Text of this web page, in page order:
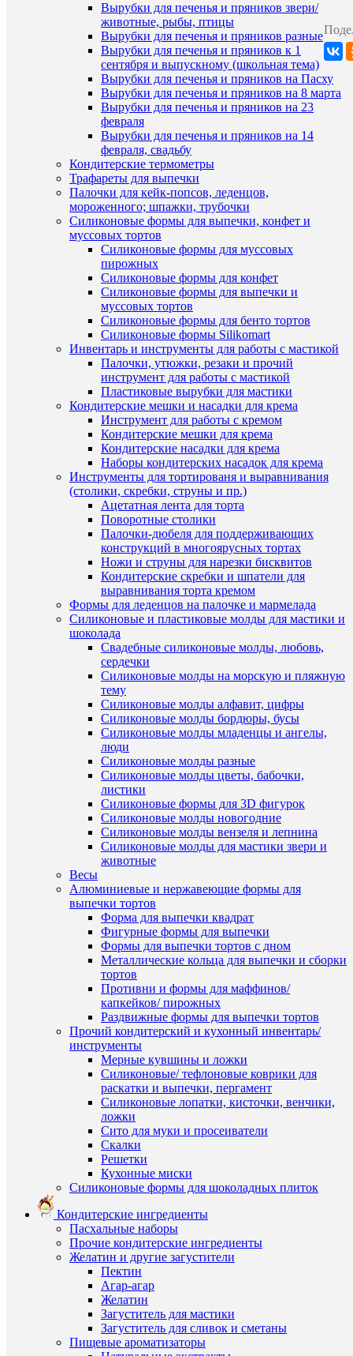
Вырубки для печенья и пряников звери/
животные, рыбы, птицы
Вырубки для печенья и пряников разные
Вырубки для печенья и пряников к 1
сентября и выпускному (школьная тема)
Вырубки для печенья и пряников на Пасху
Вырубки для печенья и пряников на 8 марта
Вырубки для печенья и пряников на 23
февраля
Вырубки для печенья и пряников на 14
февраля, свадьбу
Кондитерские термометры
Трафареты для выпечки
Палочки для кейк-попсов, леденцов,
мороженного; шпажки, трубочки
Силиконовые формы для выпечки, конфет и
муссовых тортов
Силиконовые формы для муссовых
пирожных
Силиконовые формы для конфет
Силиконовые формы для выпечки и
муссовых тортов
Силиконовые формы для бенто тортов
Силиконовые формы Silikomart
Инвентарь и инструменты для работы с мастикой
Палочки, утюжки, резаки и прочий
инструмент для работы с мастикой
Пластиковые вырубки для мастики
Кондитерские мешки и насадки для крема
Инструмент для работы с кремом
Кондитерские мешки для крема
Кондитерские насадки для крема
Наборы кондитерских насадок для крема
Инструменты для тортированя и выравнивания
(столики, скребки, струны и пр.)
Ацетатная лента для торта
Поворотные столики
Палочки-дюбеля для поддерживающих
конструкций в многоярусных тортах
Ножи и струны для нарезки бисквитов
Кондитерские скребки и шпатели для
выравнивания торта кремом
Формы для леденцов на палочке и мармелада
Силиконовые и пластиковые молды для мастики и
шоколада
Свадебные силиконовые молды, любовь,
сердечки
Силиконовые молды на морскую и пляжную
тему
Силиконовые молды алфавит, цифры
Силиконовые молды бордюры, бусы
Силиконовые молды младенцы и ангелы,
люди
Силиконовые молды разные
Силиконовые молды цветы, бабочки,
листики
Силиконовые формы для 3D фигурок
Силиконовые молды новогодние
Силиконовые молды вензеля и лепнина
Силиконовые молды для мастики звери и
животные
Весы
Алюминиевые и нержавеющие формы для
выпечки тортов
Форма для выпечки квадрат
Фигурные формы для выпечки
Формы для выпечки тортов с дном
Металлические кольца для выпечки и сборки
тортов
Противни и формы для маффинов/
капкейков/ пирожных
Раздвижные формы для выпечки тортов
Прочий кондитерский и кухонный инвентарь/
инструменты
Мерные кувшины и ложки
Силиконовые/ тефлоновые коврики для
раскатки и выпечки, пергамент
Силиконовые лопатки, кисточки, венчики,
ложки
Сито для муки и просеиватели
Скалки
Решетки
Кухонные миски
Силиконовые формы для шоколадных плиток
Кондитерские ингредиенты
Пасхальные наборы
Прочие кондитерские ингредиенты
Желатин и другие загустители
Пектин
Агар-агар
Желатин
Загуститель для мастики
Загуститель для сливок и сметаны
Пищевые ароматизаторы
десертов
Все
Коллекция
Все
для
"Губка"
десертов
420
Купить
клик
К
выпечки
/